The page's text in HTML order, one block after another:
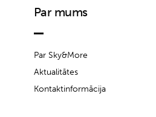
Par mums
Par Sky&More
Aktualitātes
Kontaktinformācija